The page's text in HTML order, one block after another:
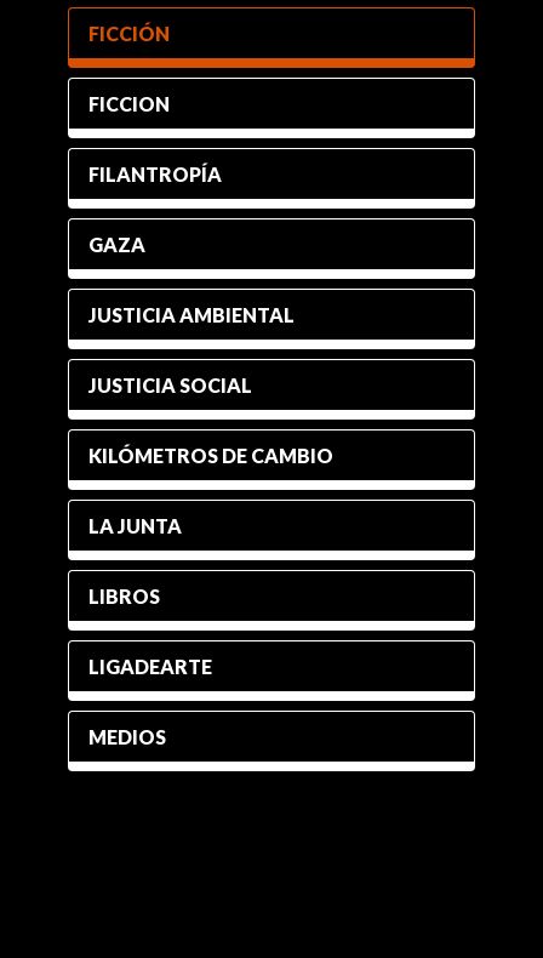
FICCIÓN
FICCION
FILANTROPÍA
GAZA
JUSTICIA AMBIENTAL
JUSTICIA SOCIAL
KILÓMETROS DE CAMBIO
LA JUNTA
LIBROS
LIGADEARTE
MEDIOS